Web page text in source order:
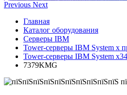
Previous Next
Главная
Каталог оборудования
Серверы IBM
Tower-серверы IBM System x
Tower-серверы IBM System
7379KMG